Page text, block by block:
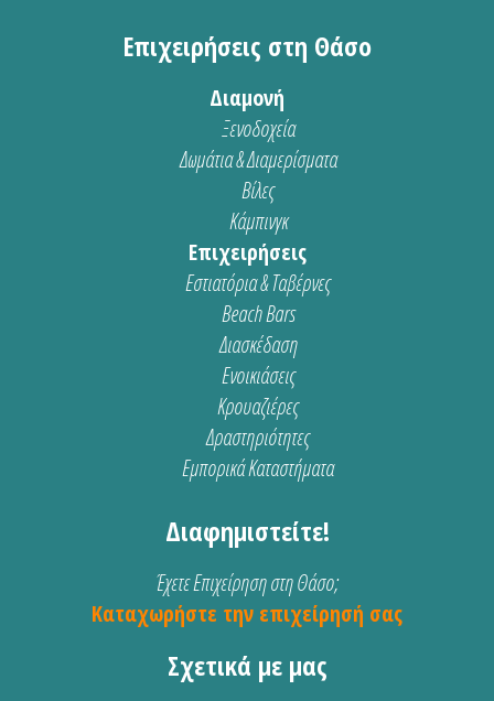
Επιχειρήσεις στη Θάσο
Διαμονή
Ξενοδοχεία
Δωμάτια & Διαμερίσματα
Βίλες
Κάμπινγκ
Επιχειρήσεις
Εστιατόρια & Ταβέρνες
Beach Bars
Διασκέδαση
Ενοικιάσεις
Κρουαζιέρες
Δραστηριότητες
Εμπορικά Καταστήματα
Διαφημιστείτε!
Έχετε Επιχείρηση στη Θάσο;
Καταχωρήστε την επιχείρησή σας
Σχετικά με μας